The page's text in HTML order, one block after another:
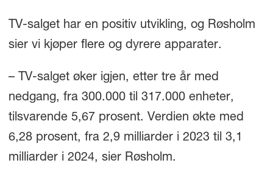
TV-salget har en positiv utvikling, og Røsholm
sier vi kjøper flere og dyrere apparater.
– TV-salget øker igjen, etter tre år med
nedgang, fra 300.000 til 317.000 enheter,
tilsvarende 5,67 prosent. Verdien økte med
6,28 prosent, fra 2,9 milliarder i 2023 til 3,1
milliarder i 2024, sier Røsholm.